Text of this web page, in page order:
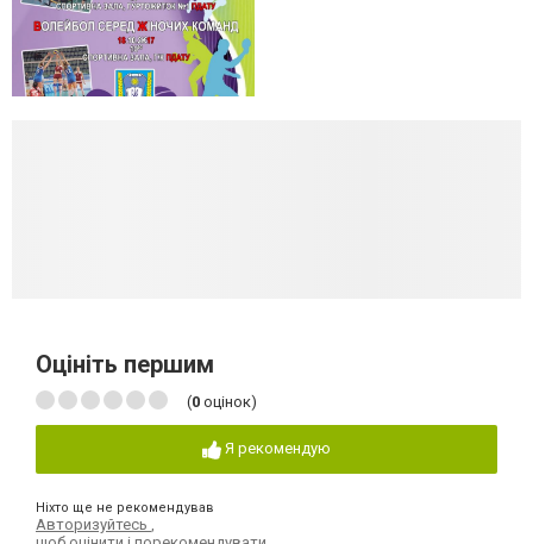
Оцініть першим
(0 оцінок)
Я рекомендую
Ніхто ще не рекомендував
Авторизуйтесь